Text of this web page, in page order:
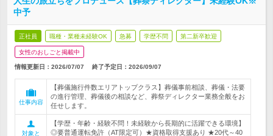
中予
正社員 職種・業種未経験OK 急募 学歴不問 第二新卒歓迎
女性のおしごと掲載中
情報更新日：2026/07/07 終了予定日： 2026/09/07
仕事内容
【葬儀施行件数エリアトップクラス】葬儀事前相談、葬儀・法要
の進行管理、葬儀後の相談など、葬祭ディレクター業務全般をお
任せします。
対象と
【学歴・年齢・経験不問！未経験から長期的に活躍できる環境】
◎要普通運転免許（AT限定可）★資格取得支援あり ★20代～40